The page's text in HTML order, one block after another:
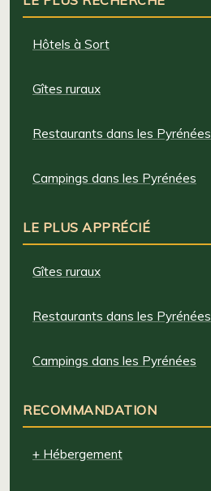
Hôtels à Sort
Gîtes ruraux
Restaurants dans les Pyrénées
Campings dans les Pyrénées
LE PLUS APPRÉCIÉ
Gîtes ruraux
Restaurants dans les Pyrénées
Campings dans les Pyrénées
RECOMMANDATION
+ Hébergement